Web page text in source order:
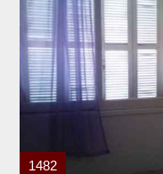
1482